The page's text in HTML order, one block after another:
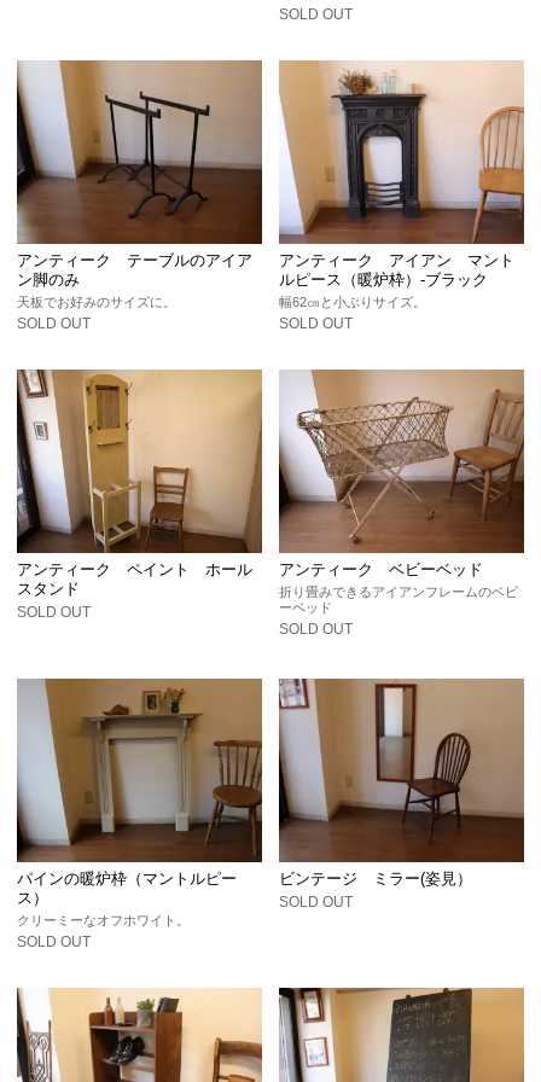
SOLD OUT
アンティーク テーブルのアイア
ン脚のみ
天板でお好みのサイズに。
SOLD OUT
アンティーク アイアン マント
ルピース（暖炉枠）-ブラック
幅62㎝と小ぶりサイズ。
SOLD OUT
アンティーク ペイント ホール
スタンド
SOLD OUT
アンティーク ベビーベッド
折り畳みできるアイアンフレームのベビ
ーベッド
SOLD OUT
パインの暖炉枠（マントルピー
ス）
クリーミーなオフホワイト。
SOLD OUT
ビンテージ ミラー(姿見）
SOLD OUT